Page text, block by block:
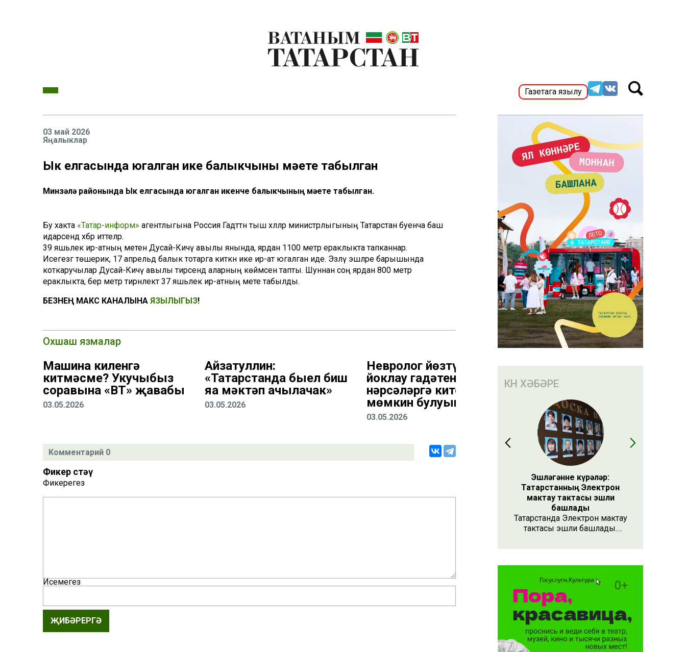
Газетага язылу
03 май 2026
Яңалыклар
Ык елгасында югалган ике балыкчының мәете табылган
Минзәлә районында Ык елгасында югалган икенче балыкчының мәете табылган.
Бу хакта «Татар-информ» агентлыгына Россия Гадәттән тыш хәлләр министрлыгының Татарстан буенча баш
идарәсендә хәбәр иттеләр.
39 яшьлек ир-атның мәетен Дусай-Кичү авылы янында, ярдан 1100 метр ераклыкта тапканнар.
Исегезгә төшерик, 17 апрельдә балык тотарга киткән ике ир-ат югалган иде. Эзләү эшләре барышында
коткаручылар Дусай-Кичү авылы тирәсендә аларның көймәсен тапты. Шуннан соң ярдан 800 метр
ераклыкта, бер метр тирәнлектә 37 яшьлек ир-атның мәете табылды.
БЕЗНЕҢ МАКС КАНАЛЫНА ЯЗЫЛЫГЫЗ!
Охшаш язмалар
Машина киленгә
китмәсме? Укучыбыз
соравына «ВТ» җавабы
03.05.2026
Айзатуллин:
«Татарстанда быел биш
яңа мәктәп ачылачак»
03.05.2026
Невролог йөзтүбән
йоклау гадәтенең
нәрсәләргә китерергә
мөмкин булуын аңлатты
03.05.2026
Комментарий 0
Фикер өстәү
Фикерегез
Исемегез
ҖИБӘРЕРГӘ
КӨН ХӘБӘРЕ
Эшләгәнне күрәләр:
Татарстанның Электрон
мактау тактасы эшли
башлады
Татарстанда Электрон мактау
тактасы эшли башлады.
күрсәтүнең заманча алымы
тупланган. Исемлекне ел
саен яңартып торачаклар.
Лаеклыларга исә махсус
таныклык та бирәчәкләр.